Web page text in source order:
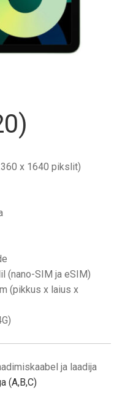
x 1640 pikslit)
(nano-SIM ja eSIM)
(pikkus x laius x
ja laadija
(A,B,C)